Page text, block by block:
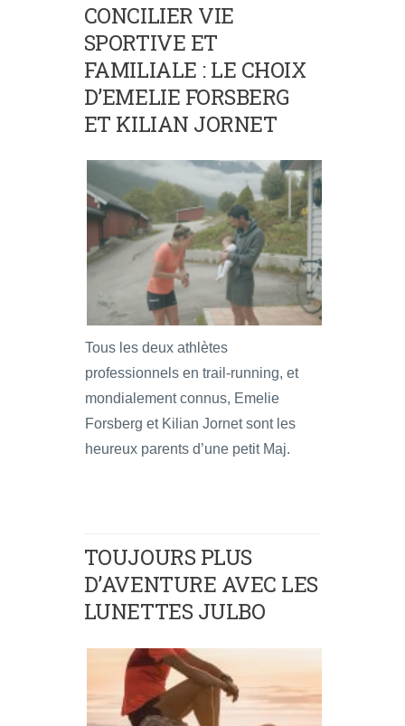
CONCILIER VIE
SPORTIVE ET
FAMILIALE : LE CHOIX
D’EMELIE FORSBERG
ET KILIAN JORNET
Tous les deux athlètes
professionnels en trail-running, et
mondialement connus, Emelie
Forsberg et Kilian Jornet sont les
heureux parents d’une petit Maj.
TOUJOURS PLUS
D’AVENTURE AVEC LES
LUNETTES JULBO